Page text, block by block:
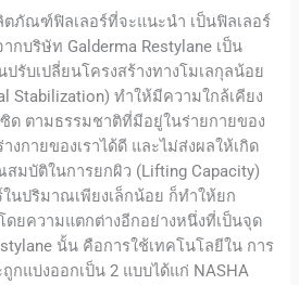
ลิตภัณฑ์ฟิลเลอร์ที่จะแนะนำ เป็นฟิลเลอร์
กบริษัท Galderma Restylane เป็น
รับเปลี่ยนโครงสร้างทางโมเลกุลน้อย
Stabilization) ทําให้มีความใกล้เคียง
ด ตามธรรมชาติที่มีอยู่ในร่ายกายของ
งกายของเราได้ดี และไม่ส่งผลให้เกิด
มบัติในการยกผิว (Lifting Capacity)
นปริมาณเพียงเล็กน้อย ก็ทําให้ยก
ดยความแตกต่างอีกอย่างหนึ่งที่เป็นจุด
นั้น คือการใช้เทคโนโลยีใน การ
กแบ่งออกเป็น 2 แบบได้แก่ NASHA